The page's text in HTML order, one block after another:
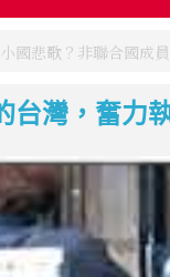
小國悲歌？非聯合國成
台灣，奮力